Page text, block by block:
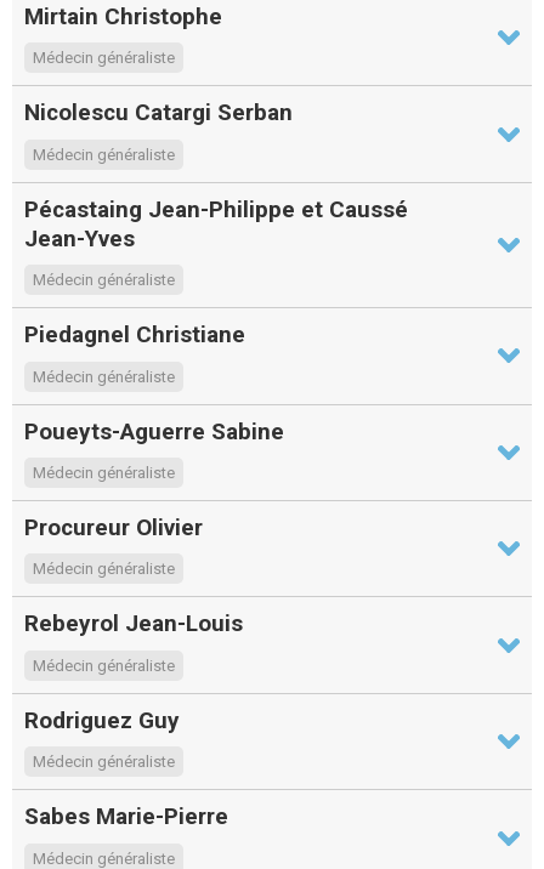
Mirtain Christophe
Médecin généraliste
Nicolescu Catargi Serban
Médecin généraliste
Pécastaing Jean-Philippe et Caussé
Jean-Yves
Médecin généraliste
Piedagnel Christiane
Médecin généraliste
Poueyts-Aguerre Sabine
Médecin généraliste
Procureur Olivier
Médecin généraliste
Rebeyrol Jean-Louis
Médecin généraliste
Rodriguez Guy
Médecin généraliste
Sabes Marie-Pierre
Médecin généraliste